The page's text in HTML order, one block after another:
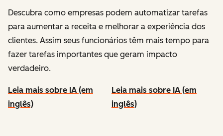
Descubra como empresas podem automatizar tarefas
para aumentar a receita e melhorar a experiência dos
clientes. Assim seus funcionários têm mais tempo para
fazer tarefas importantes que geram impacto
verdadeiro.
Leia mais sobre IA (em
inglês)
Leia mais sobre IA (em
inglês)